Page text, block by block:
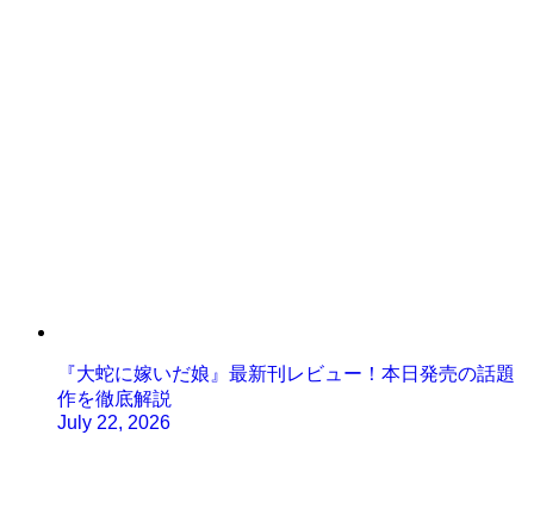
『大蛇に嫁いだ娘』最新刊レビュー！本日発売の話題
作を徹底解説
July 22, 2026